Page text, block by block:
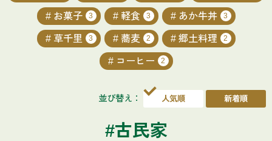
お菓子 3 軽食 3 あか牛丼 3
草千里 3 蕎麦 2 郷土料理 2
コーヒー 2
並び替え：
#古民家